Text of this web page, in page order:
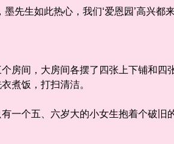
生如此热心，我们‘爱恩园’高兴都
间，大房间各摆了四张上下铺和四
煮饭，打扫清洁。
个五、六岁大的小女生抱着个破旧